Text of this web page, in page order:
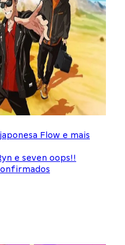
Flow e mais
e seven oops!!